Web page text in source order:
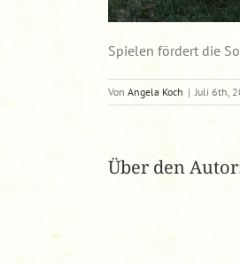
Spielen fördert die
Von Angela Koch | Juli 6th,
Über den